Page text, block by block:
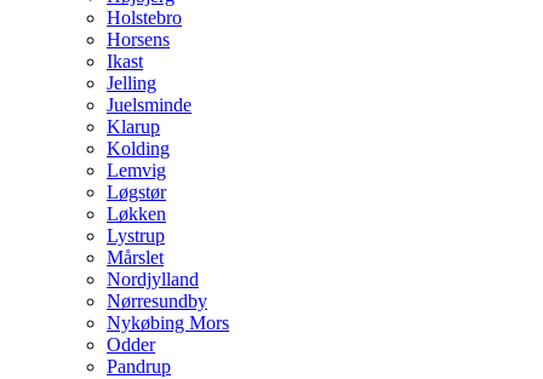
Holstebro
Horsens
Ikast
Jelling
Juelsminde
Klarup
Kolding
Lemvig
Løgstør
Løkken
Lystrup
Mårslet
Nordjylland
Nørresundby
Nykøbing Mors
Odder
Pandrup